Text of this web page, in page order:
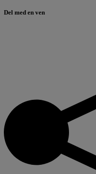
Del med en ven